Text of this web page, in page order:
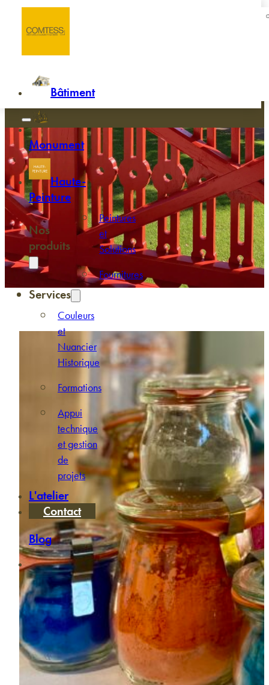
Passer au contenu principal
Bâtiment
Monument
Haute-
Peinture
Nos
produits
Peintures
et
Solutions
Fournitures
Services
Couleurs
et
Nuancier
Historique
Formations
Appui
technique
et gestion
de
projets
L'atelier
Contact
Blog
Analyse approfondie de nos